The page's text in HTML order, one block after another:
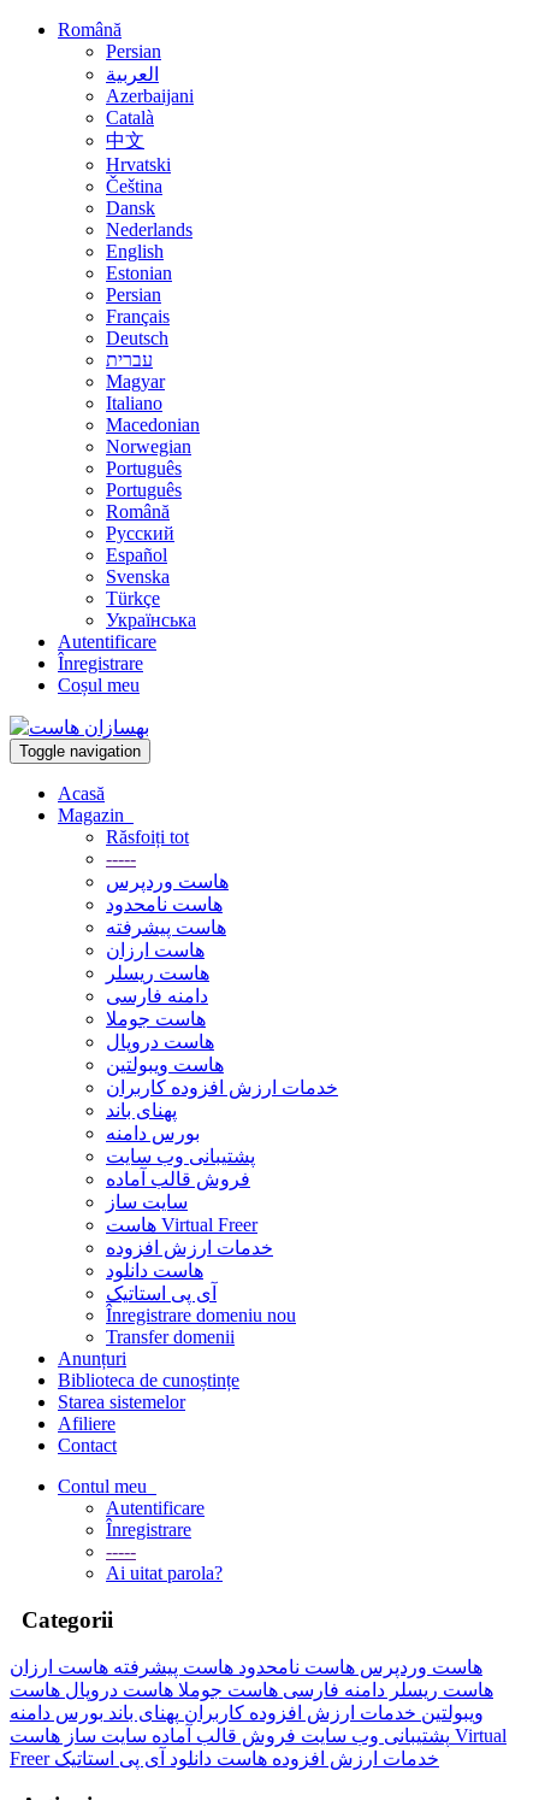
Română
Persian
العربية
Azerbaijani
Català
中文
Hrvatski
Čeština
Dansk
Nederlands
English
Estonian
Persian
Français
Deutsch
עברית
Magyar
Italiano
Macedonian
Norwegian
Português
Português
Română
Русский
Español
Svenska
Türkçe
Українська
Autentificare
Înregistrare
Coșul meu
Toggle navigation
Acasă
Magazin
Răsfoiți tot
-----
هاست وردپرس
هاست نامحدود
هاست پیشرفته
هاست ارزان
هاست ریسلر
دامنه فارسی
هاست جوملا
هاست دروپال
هاست ویبولتین
خدمات ارزش افزوده کاربران
پهنای باند
بورس دامنه
پشتیبانی وب سایت
فروش قالب آماده
سایت ساز
هاست Virtual Freer
خدمات ارزش افزوده
هاست دانلود
آی پی استاتیک
Înregistrare domeniu nou
Transfer domenii
Anunțuri
Biblioteca de cunoștințe
Starea sistemelor
Afiliere
Contact
Contul meu
Autentificare
Înregistrare
-----
Ai uitat parola?
Categorii
هاست وردپرس هاست نامحدود هاست پیشرفته هاست ارزان
هاست ریسلر دامنه فارسی هاست جوملا هاست دروپال هاست
ویبولتین خدمات ارزش افزوده کاربران پهنای باند بورس دامنه
پشتیبانی وب سایت فروش قالب آماده سایت ساز هاست Virtual
Freer
خدمات ارزش افزوده هاست دانلود آی پی استاتیک